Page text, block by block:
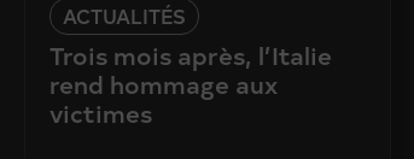
ACTUALITÉS
Trois mois après, l’Italie
rend hommage aux
victimes